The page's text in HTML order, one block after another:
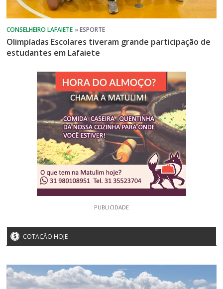
Olimpíadas Escolares tiveram grande participação de
estudantes em Lafaiete
PUBLICIDADE
COTAÇÃO HOJE